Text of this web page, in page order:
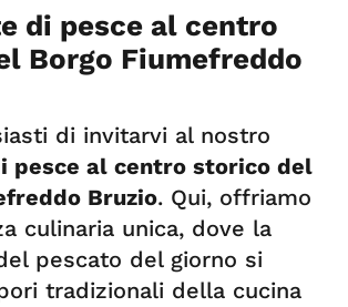
di pesce al centro
Borgo Fiumefreddo
di invitarvi al nostro
pesce al centro storico del
Bruzio. Qui, offriamo
culinaria unica, dove la
pescato del giorno si
tradizionali della cucina